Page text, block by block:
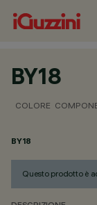
BY18
COLORE
BY18
Questo prodotto è